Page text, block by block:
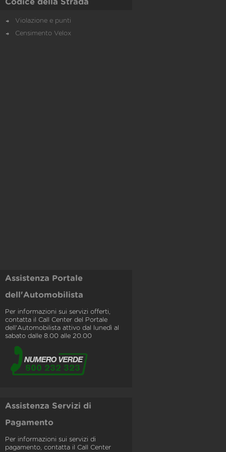
Codice della Strada
Violazione e punti
Censimento Velox
Assistenza Portale
dell'Automobilista
Per informazioni sui servizi offerti,
contatta il Call Center del Portale
dell'Automobilista attivo dal lunedì al
sabato dalle 8.00 alle 20.00
Assistenza Servizi di
Pagamento
Per informazioni sui servizi di
pagamento, contatta il Call Center